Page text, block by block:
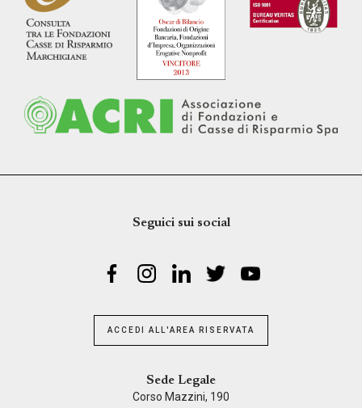
Seguici sui social
ACCEDI ALL'AREA RISERVATA
Sede Legale
Corso Mazzini, 190